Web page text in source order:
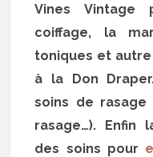
Vines Vintage
coiffage, la
toniques et
à la Don
soins de
rasage…). Enfin
des soins pour